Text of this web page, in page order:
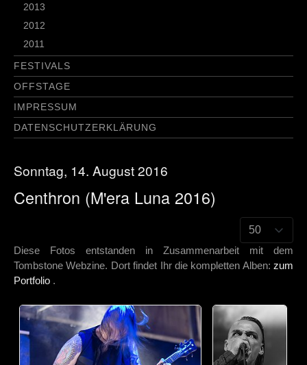
2013
2012
2011
FESTIVALS
OFFSTAGE
IMPRESSUM
DATENSCHUTZERKLÄRUNG
Sonntag, 14. August 2016
Centhron (M'era Luna 2016)
Diese Fotos entstanden in Zusammenarbeit mit dem
Tombstone Webzine. Dort findet Ihr die kompletten Alben: zum
Portfolio .